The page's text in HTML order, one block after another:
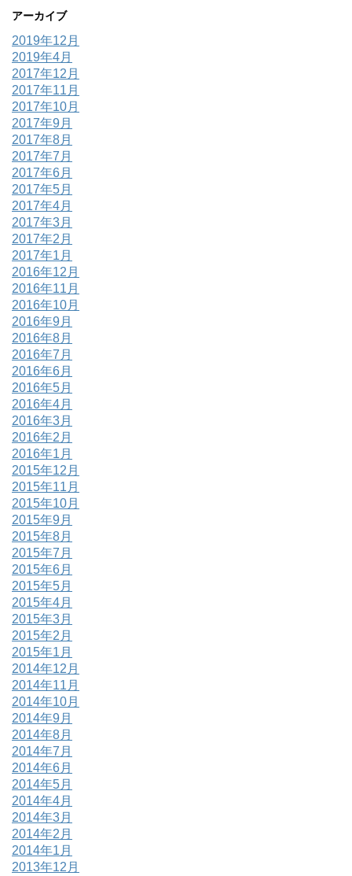
アーカイブ
2019年12月
2019年4月
2017年12月
2017年11月
2017年10月
2017年9月
2017年8月
2017年7月
2017年6月
2017年5月
2017年4月
2017年3月
2017年2月
2017年1月
2016年12月
2016年11月
2016年10月
2016年9月
2016年8月
2016年7月
2016年6月
2016年5月
2016年4月
2016年3月
2016年2月
2016年1月
2015年12月
2015年11月
2015年10月
2015年9月
2015年8月
2015年7月
2015年6月
2015年5月
2015年4月
2015年3月
2015年2月
2015年1月
2014年12月
2014年11月
2014年10月
2014年9月
2014年8月
2014年7月
2014年6月
2014年5月
2014年4月
2014年3月
2014年2月
2014年1月
2013年12月